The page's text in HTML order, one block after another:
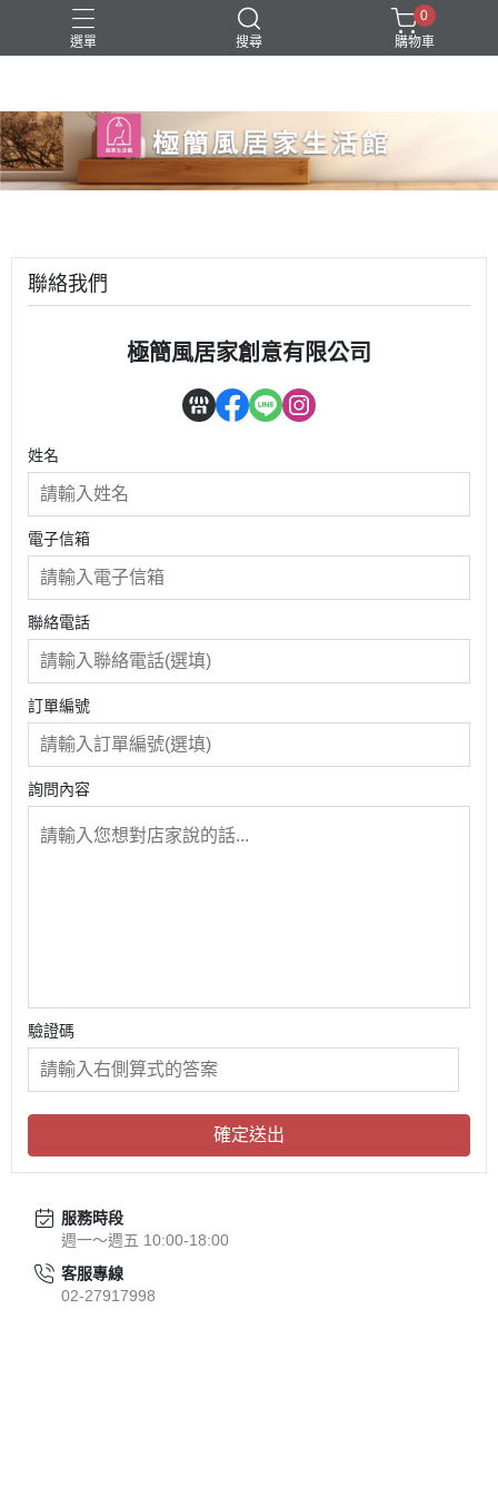
選單 搜尋
0
購物車
聯絡我們
極簡風居家創意有限公司
姓名
電子信箱
聯絡電話
訂單編號
詢問內容
驗證碼
確定送出
服務時段
週一～週五 10:00-18:00
客服專線
02-27917998